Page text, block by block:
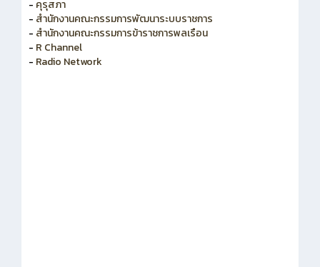
- คุรุสภา
- สำนักงานคณะกรรมการพัฒนาระบบราชการ
- สำนักงานคณะกรรมการข้าราชการพลเรือน
- R Channel
- Radio Network